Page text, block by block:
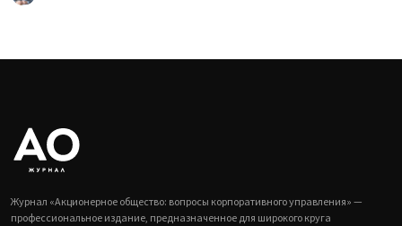
Журнал «Акционерное общество: вопросы корпоративного управления» —
профессиональное издание, предназначенное для широкого круга